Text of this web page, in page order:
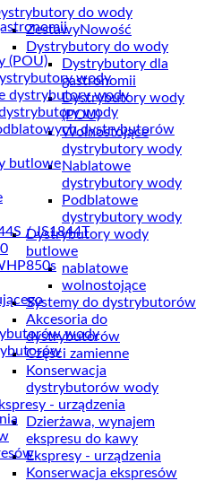
do wody
ZestawyNowość
Dystrybutory do wody
Dystrybutory dla
gastronomii
Dystrybutory wody
(POU)
Wolnostojące
dystrybutory wody
Nablatowe
dystrybutory wody
Podblatowe
dystrybutory wody
Dystrybutory wody
butlowe
nablatowe
wolnostojące
Systemy do dystrybutorów
Akcesoria do
dystrybutorów
Części zamienne
Konserwacja
dystrybutorów wody
- urządzenia
Dzierżawa, wynajem
ekspresu do kawy
Ekspresy - urządzenia
Konserwacja ekspresów
(POU)
wody
dystrybutory wody
wody
dystrybutorów
butlowe
/ JS1844T
wody